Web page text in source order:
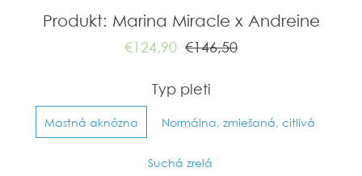
Produkt: Marina Miracle x Andreine
€124,90 €146,50
Typ pleti
Mastná aknózna Normálna, zmiešaná, citlivá
Suchá zrelá